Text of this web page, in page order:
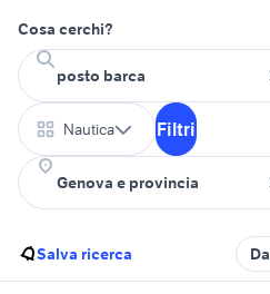
Cosa cerchi?
Nautica Filtri
Salva ricerca